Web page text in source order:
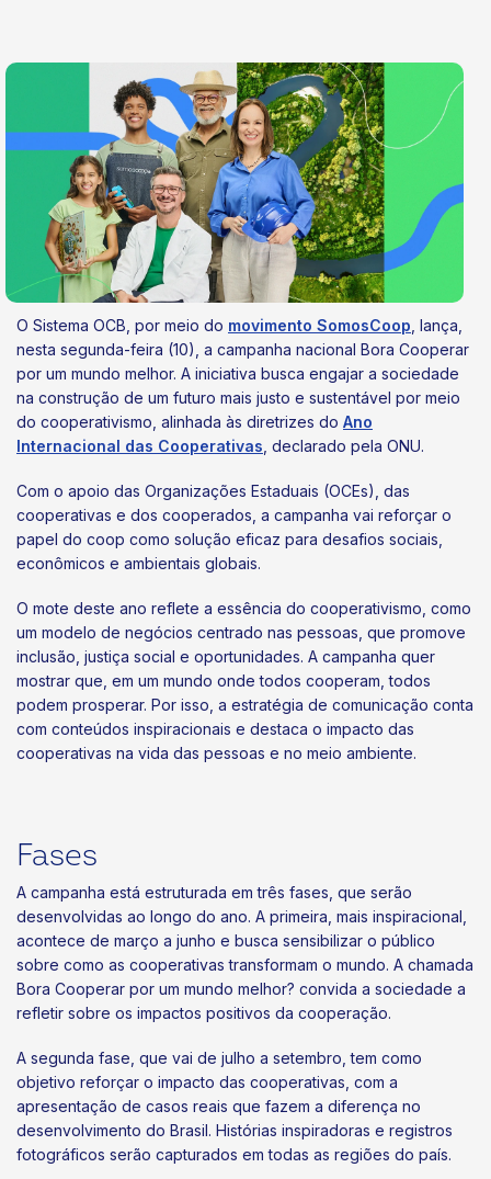
O Sistema OCB, por meio do movimento SomosCoop , lança,
nesta segunda-feira (10), a campanha nacional Bora Cooperar
por um mundo melhor. A iniciativa busca engajar a sociedade
na construção de um futuro mais justo e sustentável por meio
do cooperativismo, alinhada às diretrizes do Ano
Internacional das Cooperativas , declarado pela ONU.
Com o apoio das Organizações Estaduais (OCEs), das
cooperativas e dos cooperados, a campanha vai reforçar o
papel do coop como solução eficaz para desafios sociais,
econômicos e ambientais globais.
O mote deste ano reflete a essência do cooperativismo, como
um modelo de negócios centrado nas pessoas, que promove
inclusão, justiça social e oportunidades. A campanha quer
mostrar que, em um mundo onde todos cooperam, todos
podem prosperar. Por isso, a estratégia de comunicação conta
com conteúdos inspiracionais e destaca o impacto das
cooperativas na vida das pessoas e no meio ambiente.
Fases
A campanha está estruturada em três fases, que serão
desenvolvidas ao longo do ano. A primeira, mais inspiracional,
acontece de março a junho e busca sensibilizar o público
sobre como as cooperativas transformam o mundo. A chamada
Bora Cooperar por um mundo melhor? convida a sociedade a
refletir sobre os impactos positivos da cooperação.
A segunda fase, que vai de julho a setembro, tem como
objetivo reforçar o impacto das cooperativas, com a
apresentação de casos reais que fazem a diferença no
desenvolvimento do Brasil. Histórias inspiradoras e registros
fotográficos serão capturados em todas as regiões do país.